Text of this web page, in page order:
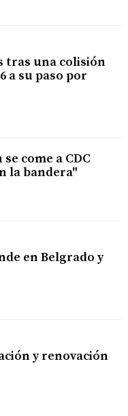
tras una colisión
a su paso por
come a CDC
la bandera"
en Belgrado y
y renovación